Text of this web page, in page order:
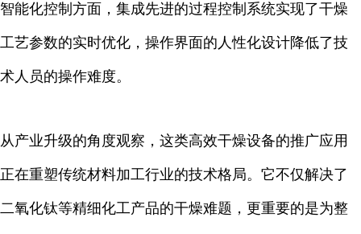
智能化控制方面，集成先进的过程控制系统实现了干燥
工艺参数的实时优化，操作界面的人性化设计降低了技
术人员的操作难度。
从产业升级的角度观察，这类高效干燥设备的推广应用
正在重塑传统材料加工行业的技术格局。它不仅解决了
二氧化钛等精细化工产品的干燥难题，更重要的是为整